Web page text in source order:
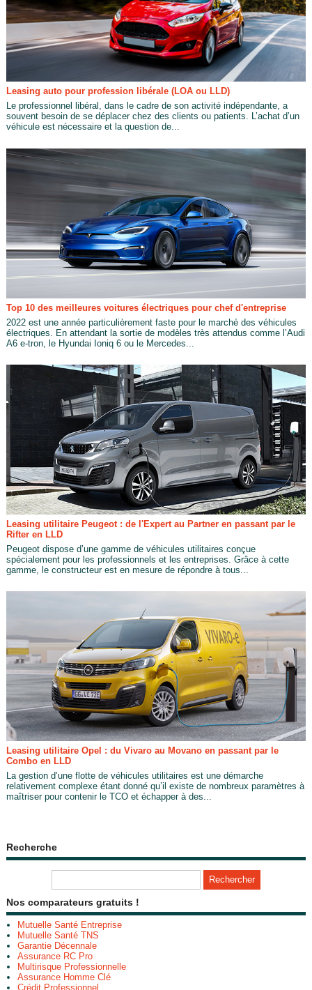
Leasing auto pour profession libérale (LOA ou LLD)
Le professionnel libéral, dans le cadre de son activité indépendante, a
souvent besoin de se déplacer chez des clients ou patients. L’achat d’un
véhicule est nécessaire et la question de...
Top 10 des meilleures voitures électriques pour chef d'entreprise
2022 est une année particulièrement faste pour le marché des véhicules
électriques. En attendant la sortie de modèles très attendus comme l’Audi
A6 e-tron, le Hyundai Ioniq 6 ou le Mercedes...
Leasing utilitaire Peugeot : de l'Expert au Partner en passant par le
Rifter en LLD
Peugeot dispose d’une gamme de véhicules utilitaires conçue
spécialement pour les professionnels et les entreprises. Grâce à cette
gamme, le constructeur est en mesure de répondre à tous...
Leasing utilitaire Opel : du Vivaro au Movano en passant par le
Combo en LLD
La gestion d’une flotte de véhicules utilitaires est une démarche
relativement complexe étant donné qu’il existe de nombreux paramètres à
maîtriser pour contenir le TCO et échapper à des...
Recherche
Nos comparateurs gratuits !
Mutuelle Santé Entreprise
Mutuelle Santé TNS
Garantie Décennale
Assurance RC Pro
Multirisque Professionnelle
Assurance Homme Clé
Crédit Professionnel